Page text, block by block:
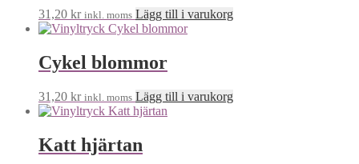
31,20 kr inkl. moms Lägg till i varukorg
Cykel blommor
31,20 kr inkl. moms Lägg till i varukorg
Katt hjärtan